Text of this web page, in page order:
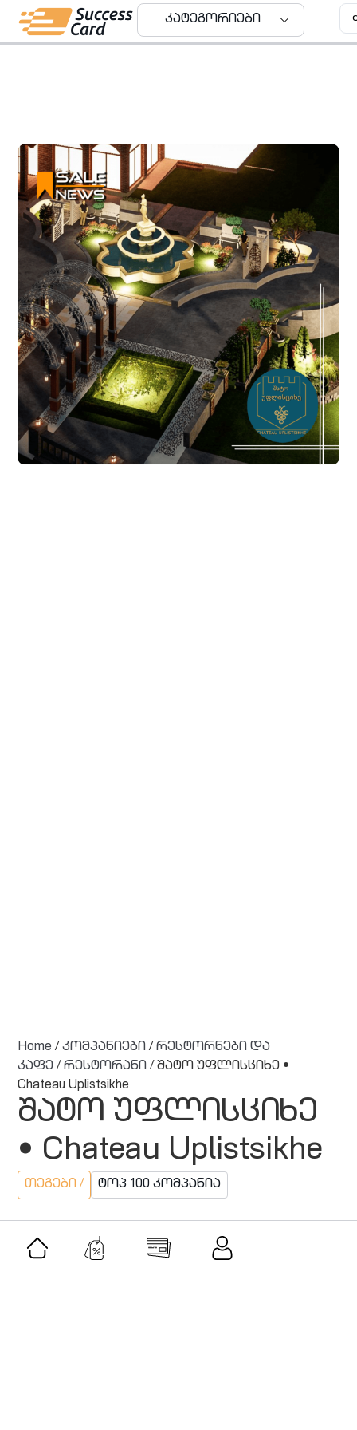
კატეგორიები
Home /კომპანიები /რესტორნები და
კაფე /რესტორანი / შატო უფლისციხე •
Chateau Uplistsikhe
შატო უფლისციხე
• Chateau Uplistsikhe
თეგები / ტოპ 100 კომპანია
მსგავსი შეთავაზებები